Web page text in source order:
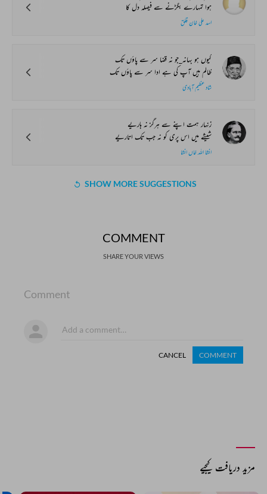
ہوا تمہارے بگڑنے سے فیصلہ دل کا
اسد علی خان قلق
کیوں ہو بہانہ_جو نہ قضا سر سے پاؤں تک
ظالم ہیں آپ کی ہے ادا سر سے پاؤں تک
شاد عظیم آبادی
زنہار ہمت اپنے سے ہرگز نہ ہاریے
شیشے میں اس پری کو نہ جب تک اتاریے
انشا اللہ خاں انشا
SHOW MORE SUGGESTIONS
COMMENT
SHARE YOUR VIEWS
Comment
CANCEL COMMENT
مزید دریافت کیجیے